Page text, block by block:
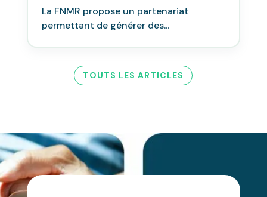
La FNMR propose un partenariat
permettant de générer des...
TOUTS LES ARTICLES